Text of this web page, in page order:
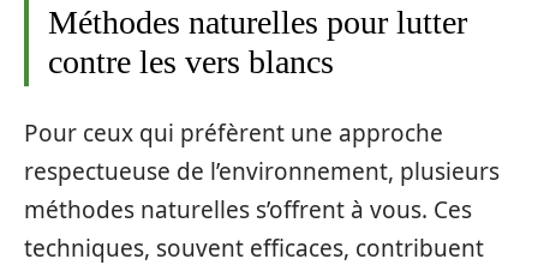
Méthodes naturelles pour lutter
contre les vers blancs
Pour ceux qui préfèrent une approche
respectueuse de l’environnement, plusieurs
méthodes naturelles s’offrent à vous. Ces
techniques, souvent efficaces, contribuent